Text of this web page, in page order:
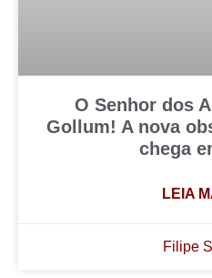
O Senhor dos
Gollum! A nova
chega
LEIA
Filipe